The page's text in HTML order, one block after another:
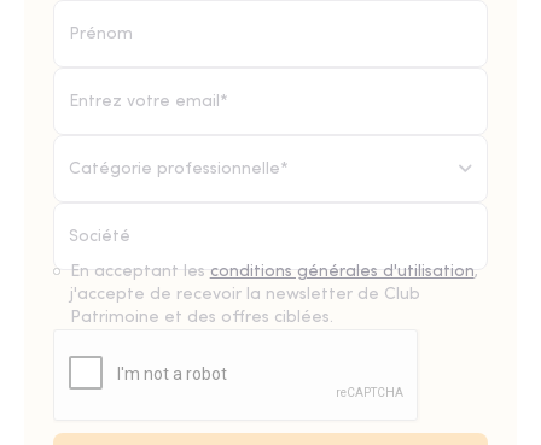
Catégorie professionnelle*
En acceptant les conditions générales d'utilisation,
j'accepte de recevoir la newsletter de Club
Patrimoine et des offres ciblées.